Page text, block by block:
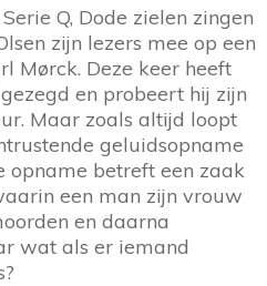
Q, Dode zielen zingen
zijn lezers mee op een
Mørck. Deze keer heeft
en probeert hij zijn
Maar zoals altijd loopt
geluidsopname
opname betreft een zaak
een man zijn vrouw
en daarna
wat als er iemand